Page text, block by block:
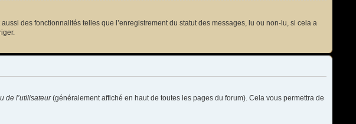
des fonctionnalités telles que l’enregistrement du statut des messages, lu ou non-lu, si cela a
de l’utilisateur(généralement affiché en haut de toutes les pages du forum). Cela vous permettra de